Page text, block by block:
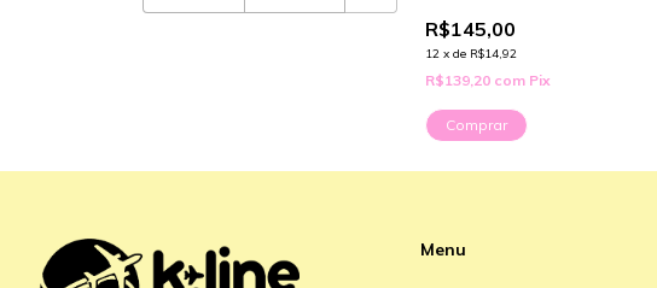
R$145,00
12 xde R$14,92
R$139,20 com Pix
Comprar
Menu